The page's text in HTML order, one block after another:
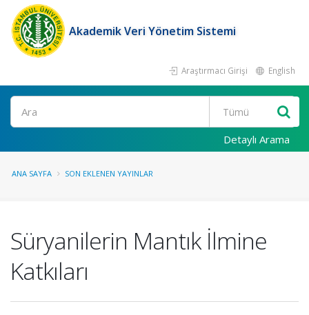
Akademik Veri Yönetim Sistemi
Araştırmacı Girişi English
Ara
Detaylı Arama
ANA SAYFA SON EKLENEN YAYINLAR
Süryanilerin Mantık İlmine
Katkıları